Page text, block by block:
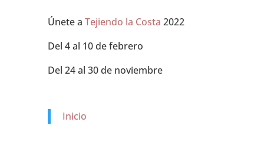
Únete a Tejiendo la Costa 2022
Del 4 al 10 de febrero
Del 24 al 30 de noviembre
Inicio